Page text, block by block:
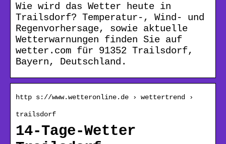
Wie wird das Wetter heute in
Trailsdorf? Temperatur-, Wind- und
Regenvorhersage, sowie aktuelle
Wetterwarnungen finden Sie auf
wetter.com für 91352 Trailsdorf,
Bayern, Deutschland.
http s://www.wetteronline.de › wettertrend ›
trailsdorf
14-Tage-Wetter